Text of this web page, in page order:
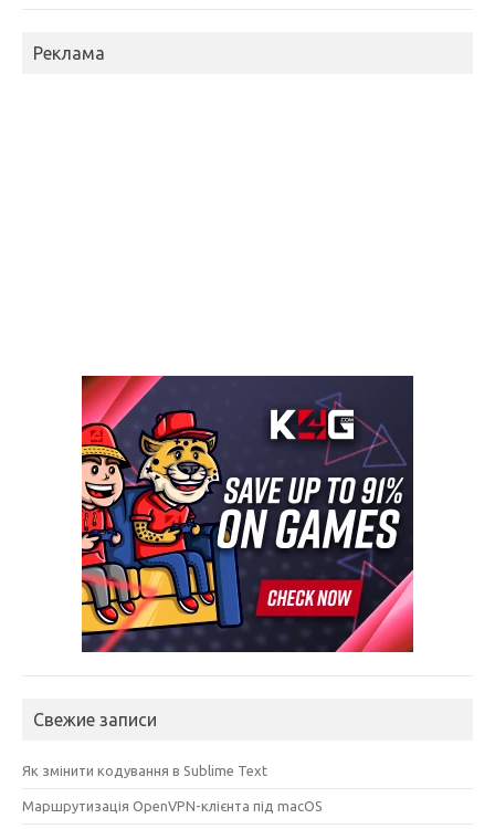
Реклама
Свежие записи
Як змінити кодування в Sublime Text
Маршрутизація OpenVPN-клієнта під macOS